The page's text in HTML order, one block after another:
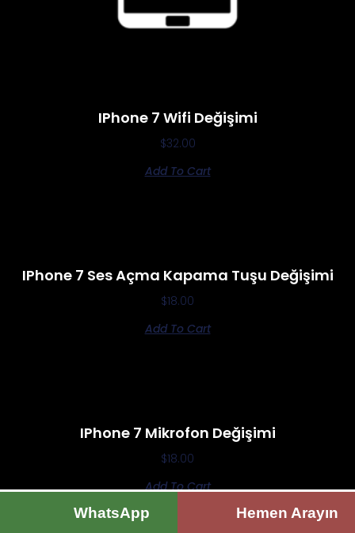
IPhone 7 Wifi Değişimi
$32.00
Add To Cart
IPhone 7 Ses Açma Kapama Tuşu Değişimi
$18.00
Add To Cart
IPhone 7 Mikrofon Değişimi
$18.00
Add To Cart
WhatsApp Hemen Arayın